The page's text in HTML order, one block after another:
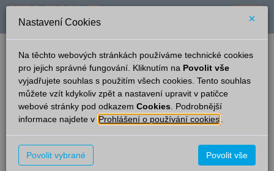
verze: 2.0.6 podpora: help-tabule@oltis.cz
English
Příjezdy
Čertova Stěna
19:50
Ze směru Čas/Aktuální Vlak/Linka Kolej
Lipno nad Vltavou
Os 18873 ČD
–
Nastavení Cookies ×
Na těchto webových stránkách používáme technické cookies
pro jejich správné fungování. Kliknutím na Povolit vše
vyjadřujete souhlas s použitím všech cookies. Tento souhlas
můžete vzít kdykoliv zpět a nastavení upravit v patičce
webové stránky pod odkazem Cookies . Podrobnější
informace najdete v Prohlášení o používání cookies
Povolit vybrané Povolit vše